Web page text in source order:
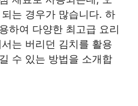
는 경우가 많습니다. 하
하여 다양한 최고급 요리
는 버리던 김치를 활용
수 있는 방법을 소개합